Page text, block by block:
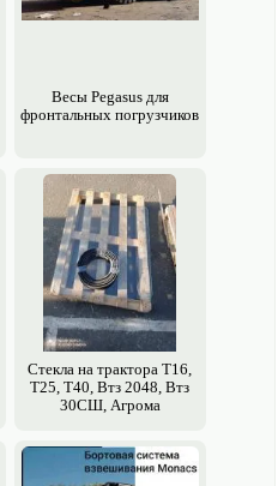
Весы Pegasus для
фронтальных погрузчиков
Стекла на трактора Т16,
Т25, Т40, Втз 2048, Втз
30СШ, Агрома